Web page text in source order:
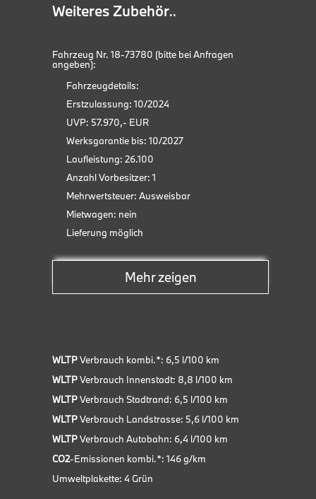
Dachreling
Rückfahrkamera
Einparkhilfe Sensoren vorne
Einparkhilfe Sensoren hinten
Elektrische Seitenspiegel
Elektrische Sitzeinstellung
Fensterheber
Freisprecheinrichtung
Leichtmetallfelgen
Metallic
MP3 Schnittstelle
Weiteres Zubehör..
Fahrzeug Nr. 18-73780 (bitte bei Anfragen
angeben):
Fahrzeugdetails:
Erstzulassung: 10/2024
UVP: 57.970,- EUR
Werksgarantie bis: 10/2027
Laufleistung: 26.100
Anzahl Vorbesitzer: 1
Mehrwertsteuer: Ausweisbar
Mietwagen: nein
Lieferung möglich
Mehr zeigen
WLTPVerbrauch kombi.*: 6,5 l/100 km
WLTPVerbrauch Innenstadt: 8,8 l/100 km
WLTPVerbrauch Stadtrand: 6,5 l/100 km
WLTPVerbrauch Landstrasse: 5,6 l/100 km
WLTPVerbrauch Autobahn: 6,4 l/100 km
CO2-Emissionen kombi.*: 146 g/km
Umweltplakette: 4 Grün